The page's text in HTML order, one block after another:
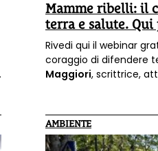
Mamme ribelli: il
terra e salute.
webinar
Rivedi qui il webinar
coraggio di difendere
Maggiori, scrittrice,
l'ambiente e per la
AMBIENTE